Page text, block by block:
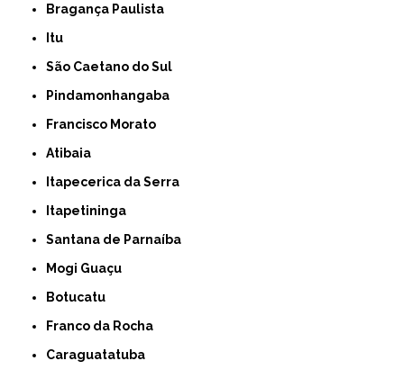
Bragança Paulista
Itu
São Caetano do Sul
Pindamonhangaba
Francisco Morato
Atibaia
Itapecerica da Serra
Itapetininga
Santana de Parnaíba
Mogi Guaçu
Botucatu
Franco da Rocha
Caraguatatuba